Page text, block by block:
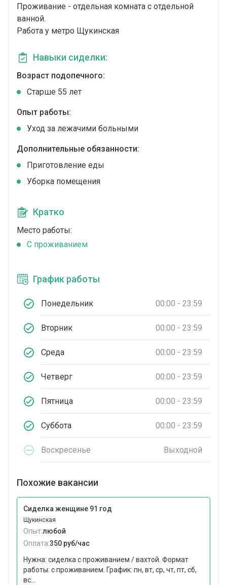
Проживание - отдельная комната с отдельной
ванной.
Работа у метро Щукинская
Навыки сиделки:
Возраст подопечного:
Cтарше 55 лет
Опыт работы:
Уход за лежачими больными
Дополнительные обязанности:
Приготовление еды
Уборка помещения
Кратко
Место работы:
C проживанием
График работы
Понедельник 00:00 - 23:59
Вторник 00:00 - 23:59
Среда 00:00 - 23:59
Четверг 00:00 - 23:59
Пятница 00:00 - 23:59
Суббота 00:00 - 23:59
Воскресенье Выходной
Похожие вакансии
Сиделка женщине 91 год
Щукинская
Опыт:любой
Оплата:350 руб/час
Нужна: сиделка с проживанием / вахтой. Формат
работы: c проживанием. График: пн, вт, ср, чт, пт, сб,
вс...